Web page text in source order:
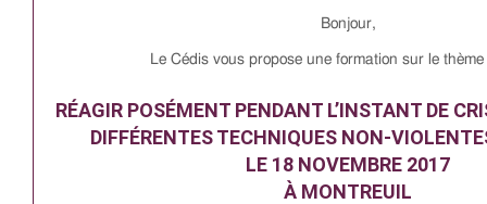
Bonjour,
Le Cédis vous propose une formation sur le
RÉAGIR POSÉMENT PENDANT L’INSTANT DE
DIFFÉRENTES TECHNIQUES NON-
LE 18 NOVEMBRE 2017
À MONTREUIL